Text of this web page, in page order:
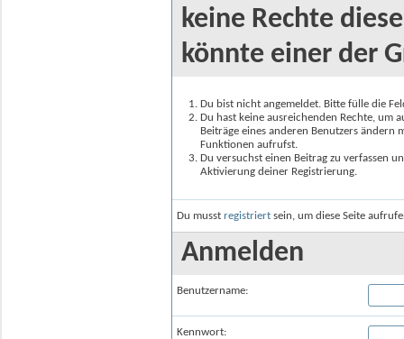
keine Rechte
könnte einer der
Du bist nicht angemeldet. Bitte fülle die
Du hast keine ausreichenden Rechte, um
Beiträge eines anderen Benutzers
Funktionen aufrufst.
Du versuchst einen Beitrag zu verfassen
Aktivierung deiner Registrierung.
Du musst registriert sein, um diese Seite
Anmelden
Benutzername:
Kennwort: